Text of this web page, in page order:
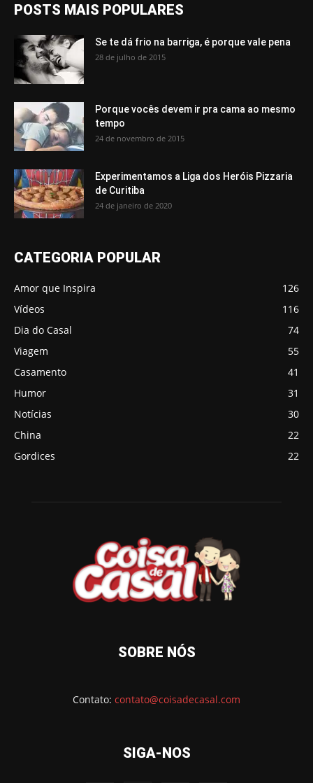
POSTS MAIS POPULARES
Se te dá frio na barriga, é porque vale pena
28 de julho de 2015
Porque vocês devem ir pra cama ao mesmo
tempo
24 de novembro de 2015
Experimentamos a Liga dos Heróis Pizzaria
de Curitiba
24 de janeiro de 2020
CATEGORIA POPULAR
Amor que Inspira
126
Vídeos
116
Dia do Casal
74
Viagem
55
Casamento
41
Humor
31
Notícias
30
China
22
Gordices
22
SOBRE NÓS
Contato: contato@coisadecasal.com
SIGA-NOS